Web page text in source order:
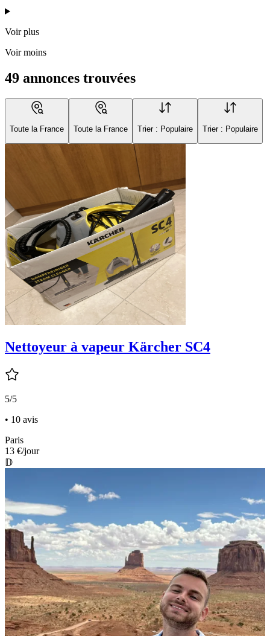
Voir plus
Voir moins
49 annonces trouvées
Toute la France Toute la France Trier : Populaire Trier : Populaire
Nettoyeur à vapeur Kärcher SC4
5/5
• 10 avis
Paris
13 €/jour
𝔻